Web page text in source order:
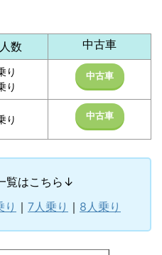
人数 中古車
り
り
中古車
り 中古車
覧はこちら↓
り ｜ 7人乗り ｜ 8人乗り